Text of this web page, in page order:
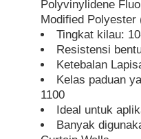
Kumparan aluminium
kumparan aluminium
Kumparan Strip
Polyvinylidene
Modified Polyester
Tingkat kilau:
Resistensi
Ketebalan
Kelas paduan
1100
Ideal untuk
Banyak